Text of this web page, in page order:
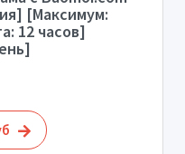
[Максимум:
12 часов]